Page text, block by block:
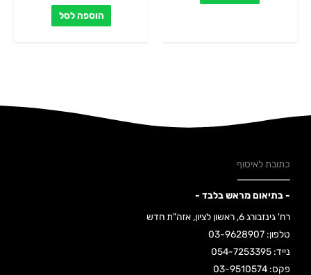
הוספה לסל
כתובת לאיסוף
- בתיאום מראש בלבד -
רח' גינזבורג 6, ראשון לציון, אזה"ת חדש
טלפון: 03-9628907
נייד: 054-7253395
פקס: 03-9510574